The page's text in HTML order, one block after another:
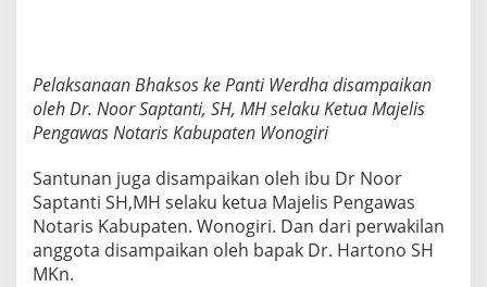
Pelaksanaan Bhaksos ke Panti Werdha disampaikan
oleh Dr. Noor Saptanti, SH, MH selaku Ketua Majelis
Pengawas Notaris Kabupaten Wonogiri
Santunan juga disampaikan oleh ibu Dr Noor
Saptanti SH,MH selaku ketua Majelis Pengawas
Notaris Kabupaten. Wonogiri. Dan dari perwakilan
anggota disampaikan oleh bapak Dr. Hartono SH
MKn.